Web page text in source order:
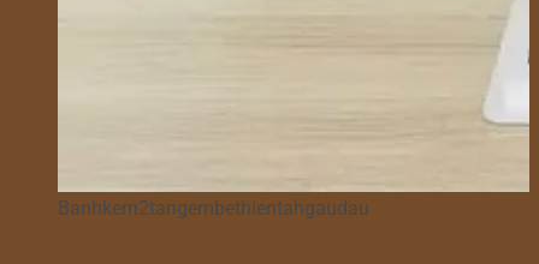
Banhkem2tangembethientahgaudau